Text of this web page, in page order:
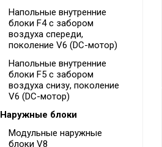
Напольные внутренние
блоки F4 с забором
воздуха спереди,
поколение V6 (DC-мотор)
Напольные внутренние
блоки F5 с забором
воздуха снизу, поколение
V6 (DC-мотор)
Наружные блоки
Модульные наружные
блоки V8